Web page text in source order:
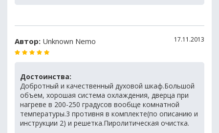
Автор: Unknown Nemo 17.11.2013
Достоинства:
Добротный и качественный духовой шкаф.Большой
объем, хорошая система охлаждения, дверца при
нагреве в 200-250 градусов вообще комнатной
температуры.3 противня в комплекте(по описанию и
инструкции 2) и решетка.Пиролитическая очистка.